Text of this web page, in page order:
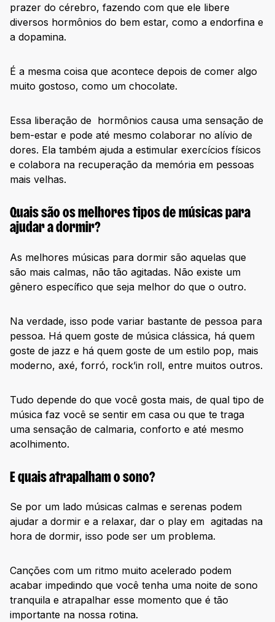
prazer do cérebro, fazendo com que ele libere
diversos hormônios do bem estar, como a endorfina e
a dopamina.
É a mesma coisa que acontece depois de comer algo
muito gostoso, como um chocolate.
Essa liberação de hormônios causa uma sensação de
bem-estar e pode até mesmo colaborar no alívio de
dores. Ela também ajuda a estimular exercícios físicos
e colabora na recuperação da memória em pessoas
mais velhas.
Quais são os melhores tipos de músicas para
ajudar a dormir?
As melhores músicas para dormir são aquelas que
são mais calmas, não tão agitadas. Não existe um
gênero específico que seja melhor do que o outro.
Na verdade, isso pode variar bastante de pessoa para
pessoa. Há quem goste de música clássica, há quem
goste de jazz e há quem goste de um estilo pop, mais
moderno, axé, forró, rock’in roll, entre muitos outros.
Tudo depende do que você gosta mais, de qual tipo de
música faz você se sentir em casa ou que te traga
uma sensação de calmaria, conforto e até mesmo
acolhimento.
E quais atrapalham o sono?
Se por um lado músicas calmas e serenas podem
ajudar a dormir e a relaxar, dar o play em agitadas na
hora de dormir, isso pode ser um problema.
Canções com um ritmo muito acelerado podem
acabar impedindo que você tenha uma noite de sono
tranquila e atrapalhar esse momento que é tão
importante na nossa rotina.